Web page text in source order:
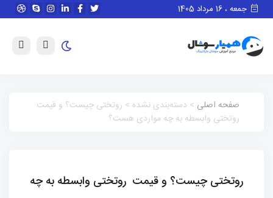
جمعه ، 16 مرداد 1405
صفحه اصلی > دسته‌بندی نشده > روتختی چیست؟ و قیمت
روتختی وابسطه به چه مواردی هست؟
روتختی چیست؟ و قیمت روتختی وابسطه به چه